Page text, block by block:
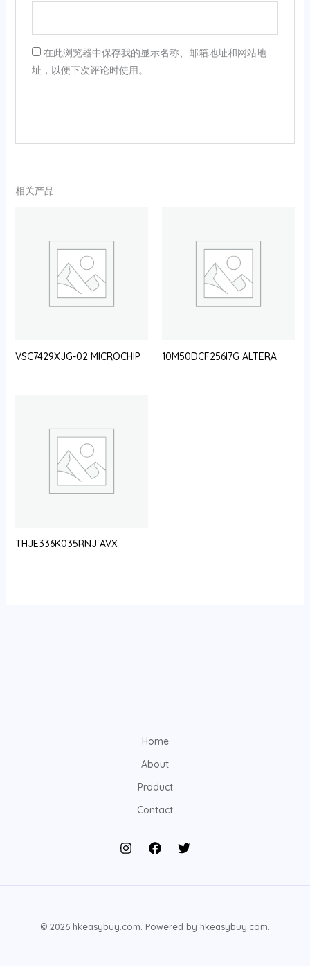
在此浏览器中保存我的显示名称、邮箱地址和网站地
址，以便下次评论时使用。
相关产品
VSC7429XJG-02 MICROCHIP 10M50DCF256I7G ALTERA
THJE336K035RNJ AVX
Home
About
Product
Contact
© 2026 hkeasybuy.com. Powered by hkeasybuy.com.